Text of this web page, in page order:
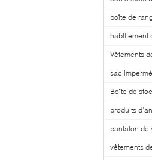
boîte de
habillement
Vêtements
sac
Boîte de
produits
pantalon de
vêtements